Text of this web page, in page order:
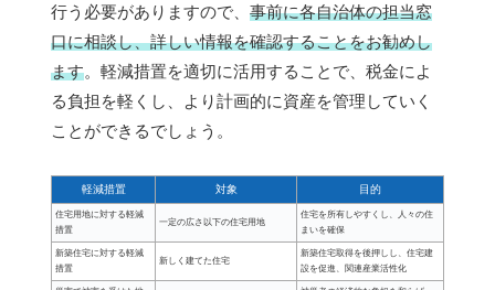
行う必要がありますので、 事前に各自治体の担当窓
口に相談し、詳しい情報を確認することをお勧めし
ます。軽減措置を適切に活用することで、税金によ
る負担を軽くし、より計画的に資産を管理していく
ことができるでしょう。
軽減措置 対象 目的
住宅用地に対する軽減
措置
一定の広さ以下の住宅用地
住宅を所有しやすくし、人々の住
まいを確保
新築住宅に対する軽減
措置
新しく建てた住宅
新築住宅取得を後押しし、住宅建
設を促進、関連産業活性化